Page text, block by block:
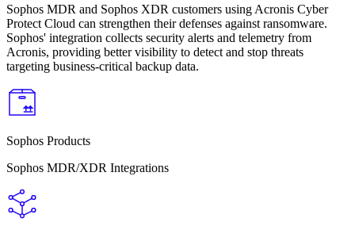
Sophos MDR and Sophos XDR customers using Acronis Cyber
Protect Cloud can strengthen their defenses against ransomware.
Sophos' integration collects security alerts and telemetry from
Acronis, providing better visibility to detect and stop threats
targeting business-critical backup data.
Sophos Products
Sophos MDR/XDR Integrations